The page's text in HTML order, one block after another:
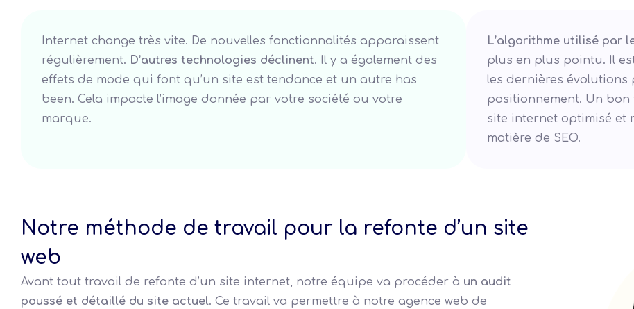
Internet change très vite. De nouvelles fonctionnalités apparaissent
régulièrement. D’autres technologies déclinent. Il y a également des
effets de mode qui font qu’un site est tendance et un autre has
been. Cela impacte l’image donnée par votre société ou votre
marque.
L’algorithme utilisé par
plus en plus pointu. Il
les dernières
positionnement. Un bon
site internet optimisé et
matière de SEO.
Notre méthode de travail pour la refonte d’un site
web
Avant tout travail de refonte d’un site internet, notre équipe va procéder à un audit
poussé et détaillé du site actuel. Ce travail va permettre à notre agence web de